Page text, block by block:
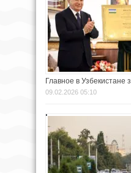
Главное в
09.02.2026 05:10